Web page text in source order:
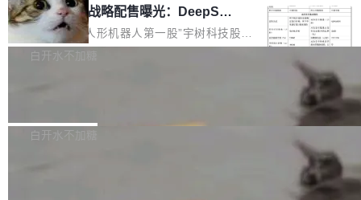
器 Prime Agent 的架构和市面上大多数 coding
agent 有本质区别。大多数 agent harness 的设
计是基于早期模型的能力—...
但它可能是主流开源项目中关于 AI 辅助贡献最
细致的一份规则。 政策的核心只有一句话：LLM
可以用来分析、提炼、审阅、建议，但不能用来
不得生成涉及安全性的关键变更，除非作者本身
宇树科技 IPO 战略配售曝光：DeepSe
ek 获配 93.3 万股，锁定 36 个月
8月6日晚间，“人形机器人第一股”宇树科技股份
有限公司披露IPO发行价格及战略配售结果，杭
36个月。 公告显示，本次宇树科技战略配售对
白开水不加糖
Bug fixes and enhancements 修复多次传递同
白开水不加糖